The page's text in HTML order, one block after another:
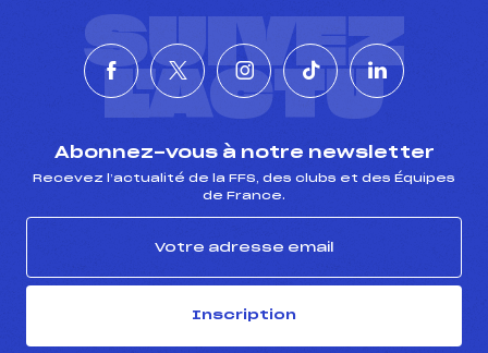
SUIVEZ
L'ACTU
Abonnez-vous à notre newsletter
Recevez l’actualité de la FFS, des clubs et des Équipes
de France.
Inscription